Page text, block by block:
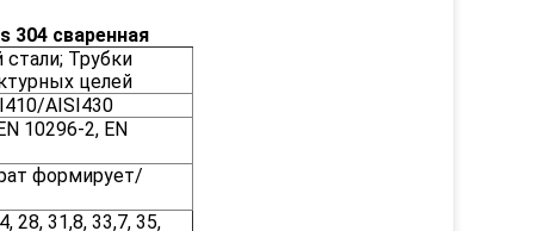
304 сваренная
Трубки
целей
AISI430
10296-2, EN
формирует/
28, 31,8, 33,7, 35,